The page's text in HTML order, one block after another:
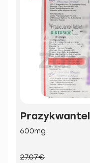
Prazykwantel
600mg
27.07€